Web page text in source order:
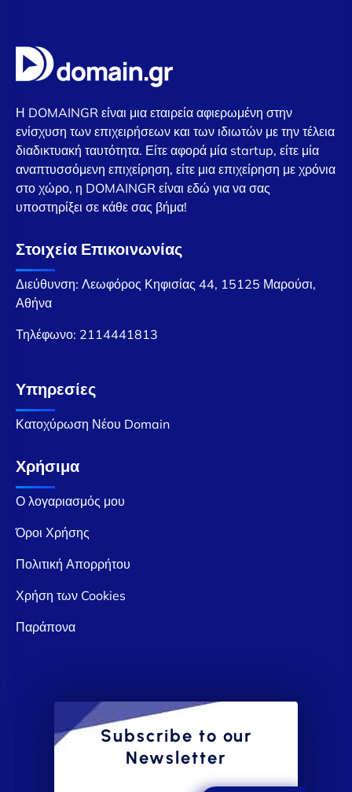
Η DOMAINGR είναι μια εταιρεία αφιερωμένη στην
ενίσχυση των επιχειρήσεων και των ιδιωτών με την τέλεια
διαδικτυακή ταυτότητα. Είτε αφορά μία startup, είτε μία
αναπτυσσόμενη επιχείρηση, είτε μια επιχείρηση με χρόνια
στο χώρο, η DOMAINGR είναι εδώ για να σας
υποστηρίξει σε κάθε σας βήμα!
Στοιχεία Επικοινωνίας
Διεύθυνση: Λεωφόρος Κηφισίας 44, 15125 Μαρούσι,
Αθήνα
Τηλέφωνο: 2114441813
Υπηρεσίες
Κατοχύρωση Νέου Domain
Χρήσιμα
Ο λογαριασμός μου
Όροι Χρήσης
Πολιτική Απορρήτου
Χρήση των Cookies
Παράπονα
Subscribe to our
Newsletter